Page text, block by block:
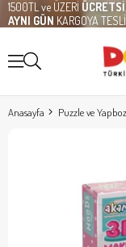
1500TL ve ÜZERİ
AYNI GÜN KARGOYA
Anasayfa Puzzle ve